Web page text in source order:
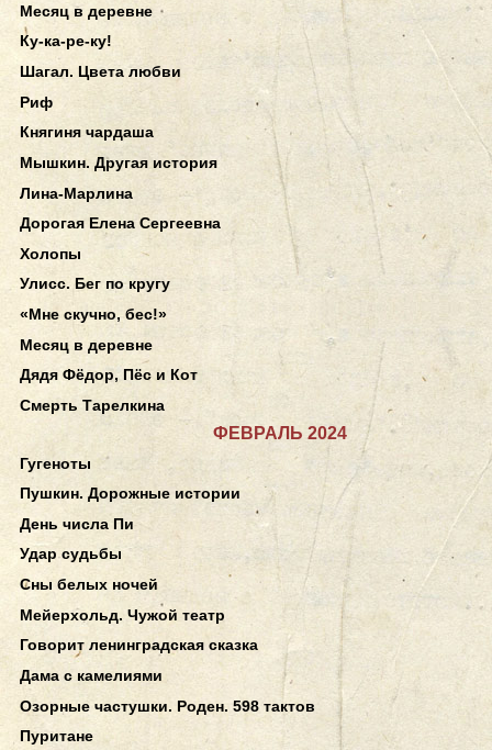
Месяц в деревне
Ку-ка-ре-ку!
Шагал. Цвета любви
Риф
Княгиня чардаша
Мышкин. Другая история
Лина-Марлина
Дорогая Елена Сергеевна
Холопы
Улисс. Бег по кругу
«Мне скучно, бес!»
Месяц в деревне
Дядя Фёдор, Пёс и Кот
Смерть Тарелкина
ФЕВРАЛЬ 2024
Гугеноты
Пушкин. Дорожные истории
День числа Пи
Удар судьбы
Сны белых ночей
Мейерхольд. Чужой театр
Говорит ленинградская сказка
Дама с камелиями
Озорные частушки. Роден. 598 тактов
Пуритане